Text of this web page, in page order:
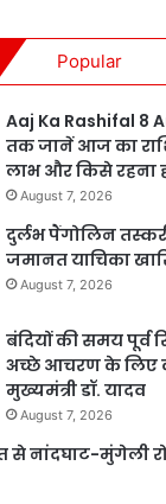
Popular
Aaj Ka Rashifal 8
तक जानें आज का
लाभ और किसे रहना
August 7, 2026
दुर्लभ पैंगोलिन
जमानत याचिका
August 7, 2026
बंदियों की समय पूर्व
अच्छे आचरण के लिए
मुख्यमंत्री डॉ. यादव
August 7, 2026
से नांदघाट-मुंगेली